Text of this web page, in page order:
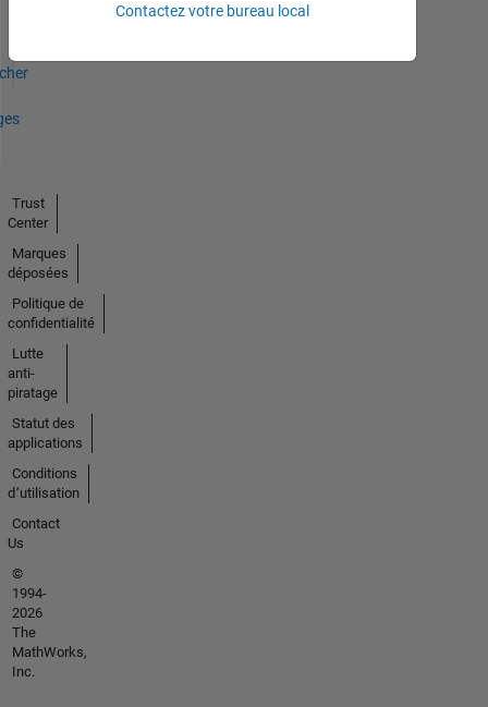
Contactez votre bureau local
Trust
Center
Marques
déposées
Politique de
confidentialité
Lutte
anti-
piratage
Statut des
applications
Conditions
d՚utilisation
Contact
Us
©
1994-
2026
The
MathWorks,
Inc.